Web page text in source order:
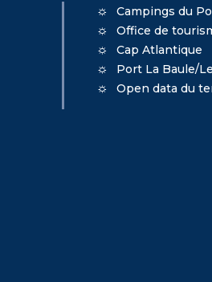
Campings du
Office de
Cap Atlantique
Port La Baule/
Open data du